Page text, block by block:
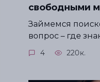
свободными
Займемся
вопрос – где
4 220к.